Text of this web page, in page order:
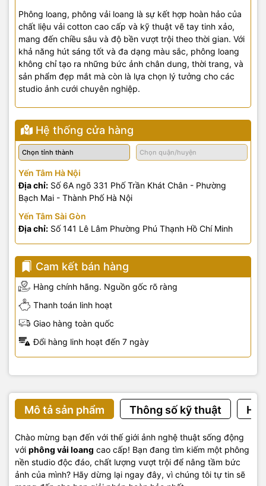
Phông loang, phông vải loang là sự kết hợp hoàn hảo của
chất liệu vải cotton cao cấp và kỹ thuật vẽ tay tinh xảo,
mang đến chiều sâu và độ bền vượt trội theo thời gian. Với
khả năng hút sáng tốt và đa dạng màu sắc, phông loang
không chỉ tạo ra những bức ảnh chân dung, thời trang, và
sản phẩm đẹp mắt mà còn là lựa chọn lý tưởng cho các
studio ảnh cưới chuyên nghiệp.
Hệ thống cửa hàng
Yến Tâm Hà Nội
Địa chỉ: Số 6A ngõ 331 Phố Trần Khát Chân - Phường
Bạch Mai - Thành Phố Hà Nội
Yến Tâm Sài Gòn
Địa chỉ: Số 141 Lê Lâm Phường Phú Thạnh Hồ Chí Minh
Cam kết bán hàng
Hàng chính hãng. Nguồn gốc rõ ràng
Thanh toán linh hoạt
Giao hàng toàn quốc
Đổi hàng linh hoạt đến 7 ngày
Mô tả sản phẩm Thông số kỹ thuật
Chào mừng bạn đến với thế giới ảnh nghệ thuật sống động
với phông vải loang cao cấp! Bạn đang tìm kiếm một phông
nền studio độc đáo, chất lượng vượt trội để nâng tầm bức
ảnh của mình? Hãy dừng lại ngay đây, vì chúng tôi tự tin sẽ